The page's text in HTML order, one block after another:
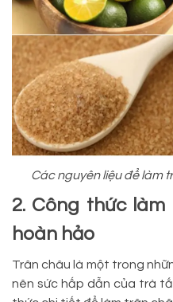
Các nguyên liệu để làm
2. Công thức
hoàn hảo
Trân châu là một trong
nên sức hấp dẫn của trà